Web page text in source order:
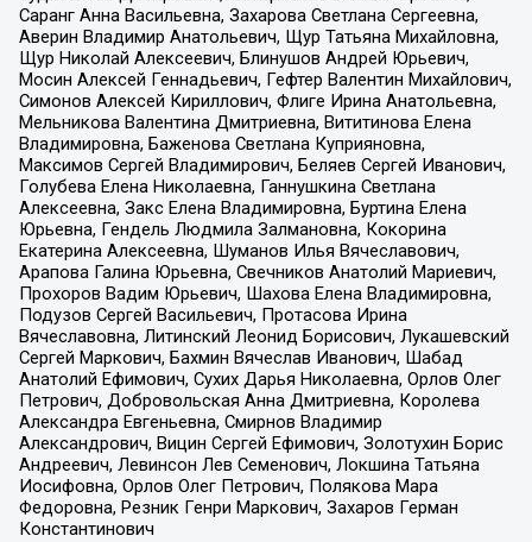
Саранг Анна Васильевна, Захарова Светлана Сергеевна,
Аверин Владимир Анатольевич, Щур Татьяна Михайловна,
Щур Николай Алексеевич, Блинушов Андрей Юрьевич,
Мосин Алексей Геннадьевич, Гефтер Валентин Михайлович,
Симонов Алексей Кириллович, Флиге Ирина Анатольевна,
Мельникова Валентина Дмитриевна, Вититинова Елена
Владимировна, Баженова Светлана Куприяновна,
Максимов Сергей Владимирович, Беляев Сергей Иванович,
Голубева Елена Николаевна, Ганнушкина Светлана
Алексеевна, Закс Елена Владимировна, Буртина Елена
Юрьевна, Гендель Людмила Залмановна, Кокорина
Екатерина Алексеевна, Шуманов Илья Вячеславович,
Арапова Галина Юрьевна, Свечников Анатолий Мариевич,
Прохоров Вадим Юрьевич, Шахова Елена Владимировна,
Подузов Сергей Васильевич, Протасова Ирина
Вячеславовна, Литинский Леонид Борисович, Лукашевский
Сергей Маркович, Бахмин Вячеслав Иванович, Шабад
Анатолий Ефимович, Сухих Дарья Николаевна, Орлов Олег
Петрович, Добровольская Анна Дмитриевна, Королева
Александра Евгеньевна, Смирнов Владимир
Александрович, Вицин Сергей Ефимович, Золотухин Борис
Андреевич, Левинсон Лев Семенович, Локшина Татьяна
Иосифовна, Орлов Олег Петрович, Полякова Мара
Федоровна, Резник Генри Маркович, Захаров Герман
Константинович